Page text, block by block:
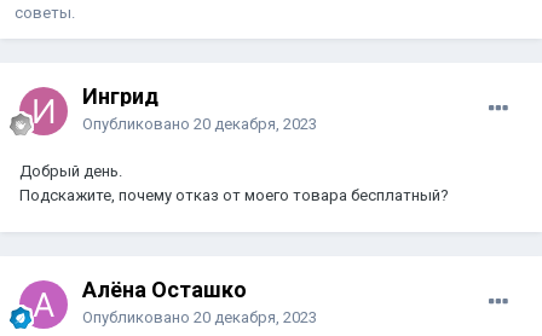
советы.
Ингрид
Опубликовано 20 декабря, 2023
Добрый день.
Подскажите, почему отказ от моего товара бесплатный?
Алёна Осташко
Опубликовано 20 декабря, 2023